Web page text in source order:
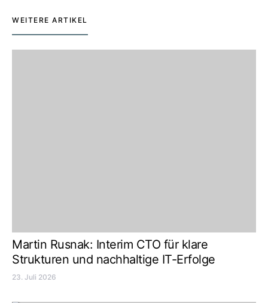
WEITERE ARTIKEL
Martin Rusnak: Interim CTO für klare
Strukturen und nachhaltige IT-Erfolge
23. Juli 2026